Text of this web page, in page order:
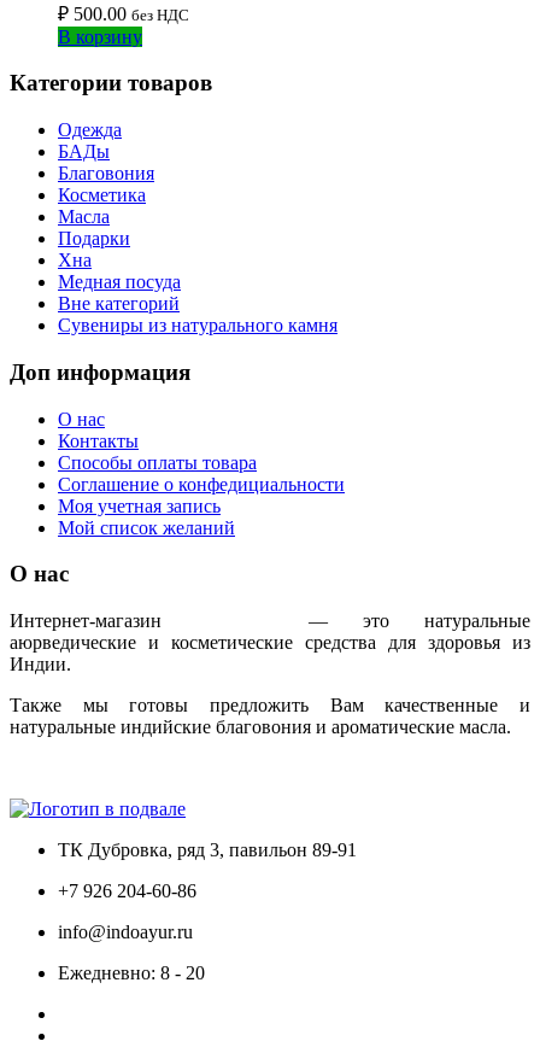
₽ 500.00 без НДС
В корзину
Категории товаров
Одежда
БАДы
Благовония
Косметика
Масла
Подарки
Хна
Медная посуда
Вне категорий
Сувениры из натурального камня
Доп информация
О нас
Контакты
Способы оплаты товара
Соглашение о конфедициальности
Моя учетная запись
Мой список желаний
О нас
Интернет-магазин
— это натуральные
аюрведические и косметические средства для здоровья из
Индии.
Также мы готовы предложить Вам качественные и
натуральные индийские благовония и ароматические масла.
ТК Дубровка, ряд 3, павильон 89-91
+7 926 204-60-86
info@indoayur.ru
Ежедневно: 8 - 20